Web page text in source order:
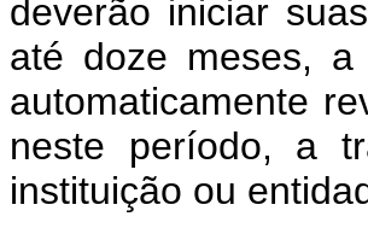
deverão iniciar
até doze meses,
automaticamente
neste período, a
instituição ou